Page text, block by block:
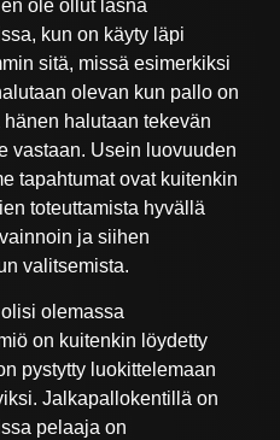
ole ollut läsnä
kun on käyty läpi
sitä, missä esimerkiksi
olevan kun pallo on
halutaan tekevän
vastaan. Usein luovuuden
tapahtumat ovat kuitenkin
toteuttamista hyvällä
ja siihen
valitsemista.
olemassa
on kuitenkin löydetty
pystytty luokittelemaan
Jalkapallokentillä on
pelaaja on